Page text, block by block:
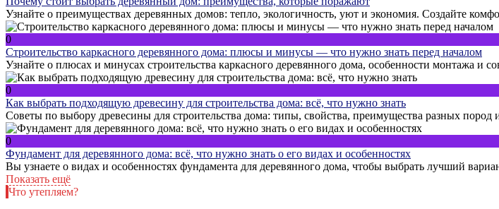
Узнайте о преимуществах деревянных домов: тепло, экологичность, уют и экономия. Создайте
0
Строительство каркасного деревянного дома: плюсы и минусы — что нужно знать перед началом
Узнайте о плюсах и минусах строительства каркасного деревянного дома, особенности монтажа и
0
Как выбрать подходящую древесину для строительства дома: всё, что нужно знать
Советы по выбору древесины для строительства дома: типы, свойства, преимущества разных пород
0
Фундамент для деревянного дома: всё, что нужно знать о его видах и особенностях
Вы узнаете о видах и особенностях фундамента для деревянного дома, чтобы выбрать лучший
Показать ещё
Что утепляем?